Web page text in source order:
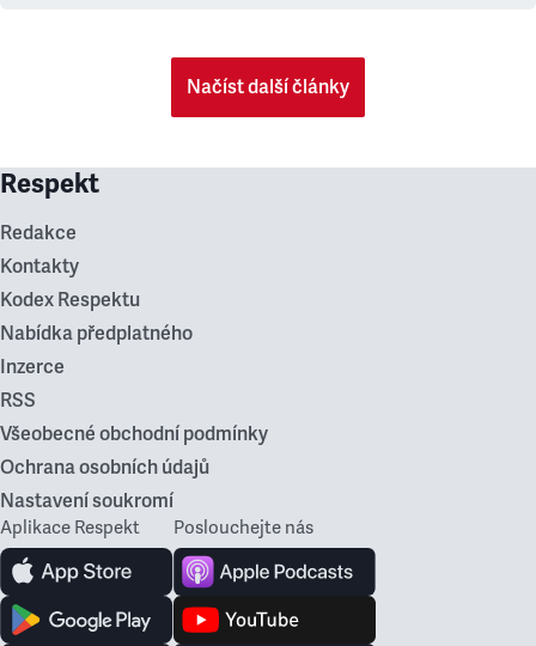
Načíst další články
Respekt
Redakce
Kontakty
Kodex Respektu
Nabídka předplatného
Inzerce
RSS
Všeobecné obchodní podmínky
Ochrana osobních údajů
Nastavení soukromí
Aplikace Respekt Poslouchejte nás